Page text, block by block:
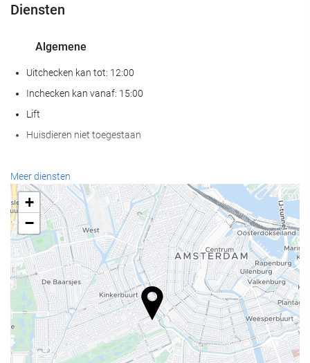
Diensten
Algemene
Uitchecken kan tot: 12:00
Inchecken kan vanaf: 15:00
Lift
Huisdieren niet toegestaan
Receptiediensten
24-uursreceptie
Bagageopslag
Eten en drinken
À-la-carterestaurant
Bar
Zakelijke voorzieningen
Meer diensten
+
−